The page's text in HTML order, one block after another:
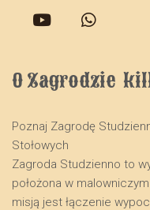
O Zagrodzie
Poznaj Zagrodę
Stołowych
​Zagroda Studzienno to
położona w
misją jest łączenie